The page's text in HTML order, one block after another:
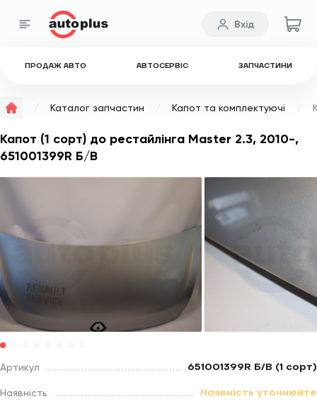
ПРОДАЖ АВТО АВТОСЕРВІС ЗАПЧАСТИНИ
Вхід
Каталог запчастин Капот та комплектуючі
Капот (1 сорт) до рестайлінга Master 2.3, 2010-,
651001399R Б/В
Артикул 651001399R Б/В (1 сорт)
Наявність Наявність уточнюйте